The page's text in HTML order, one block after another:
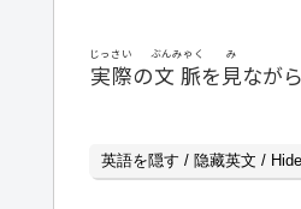
実際
じっさい
の文脈
ぶんみゃく
を 見
み
ながら
英語を隠す / 隐藏英文 /